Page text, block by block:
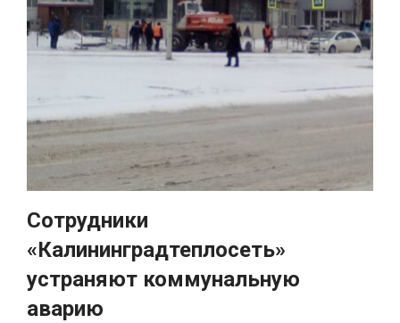
Сотрудники
«Калининградтеплосеть»
устраняют коммунальную
аварию